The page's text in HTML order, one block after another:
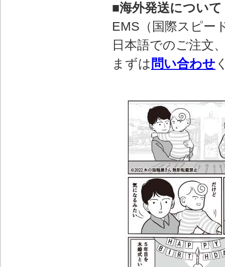
■海外発送について
EMS（国際スピー
日本語でのご注文
まずは 問い合わせ